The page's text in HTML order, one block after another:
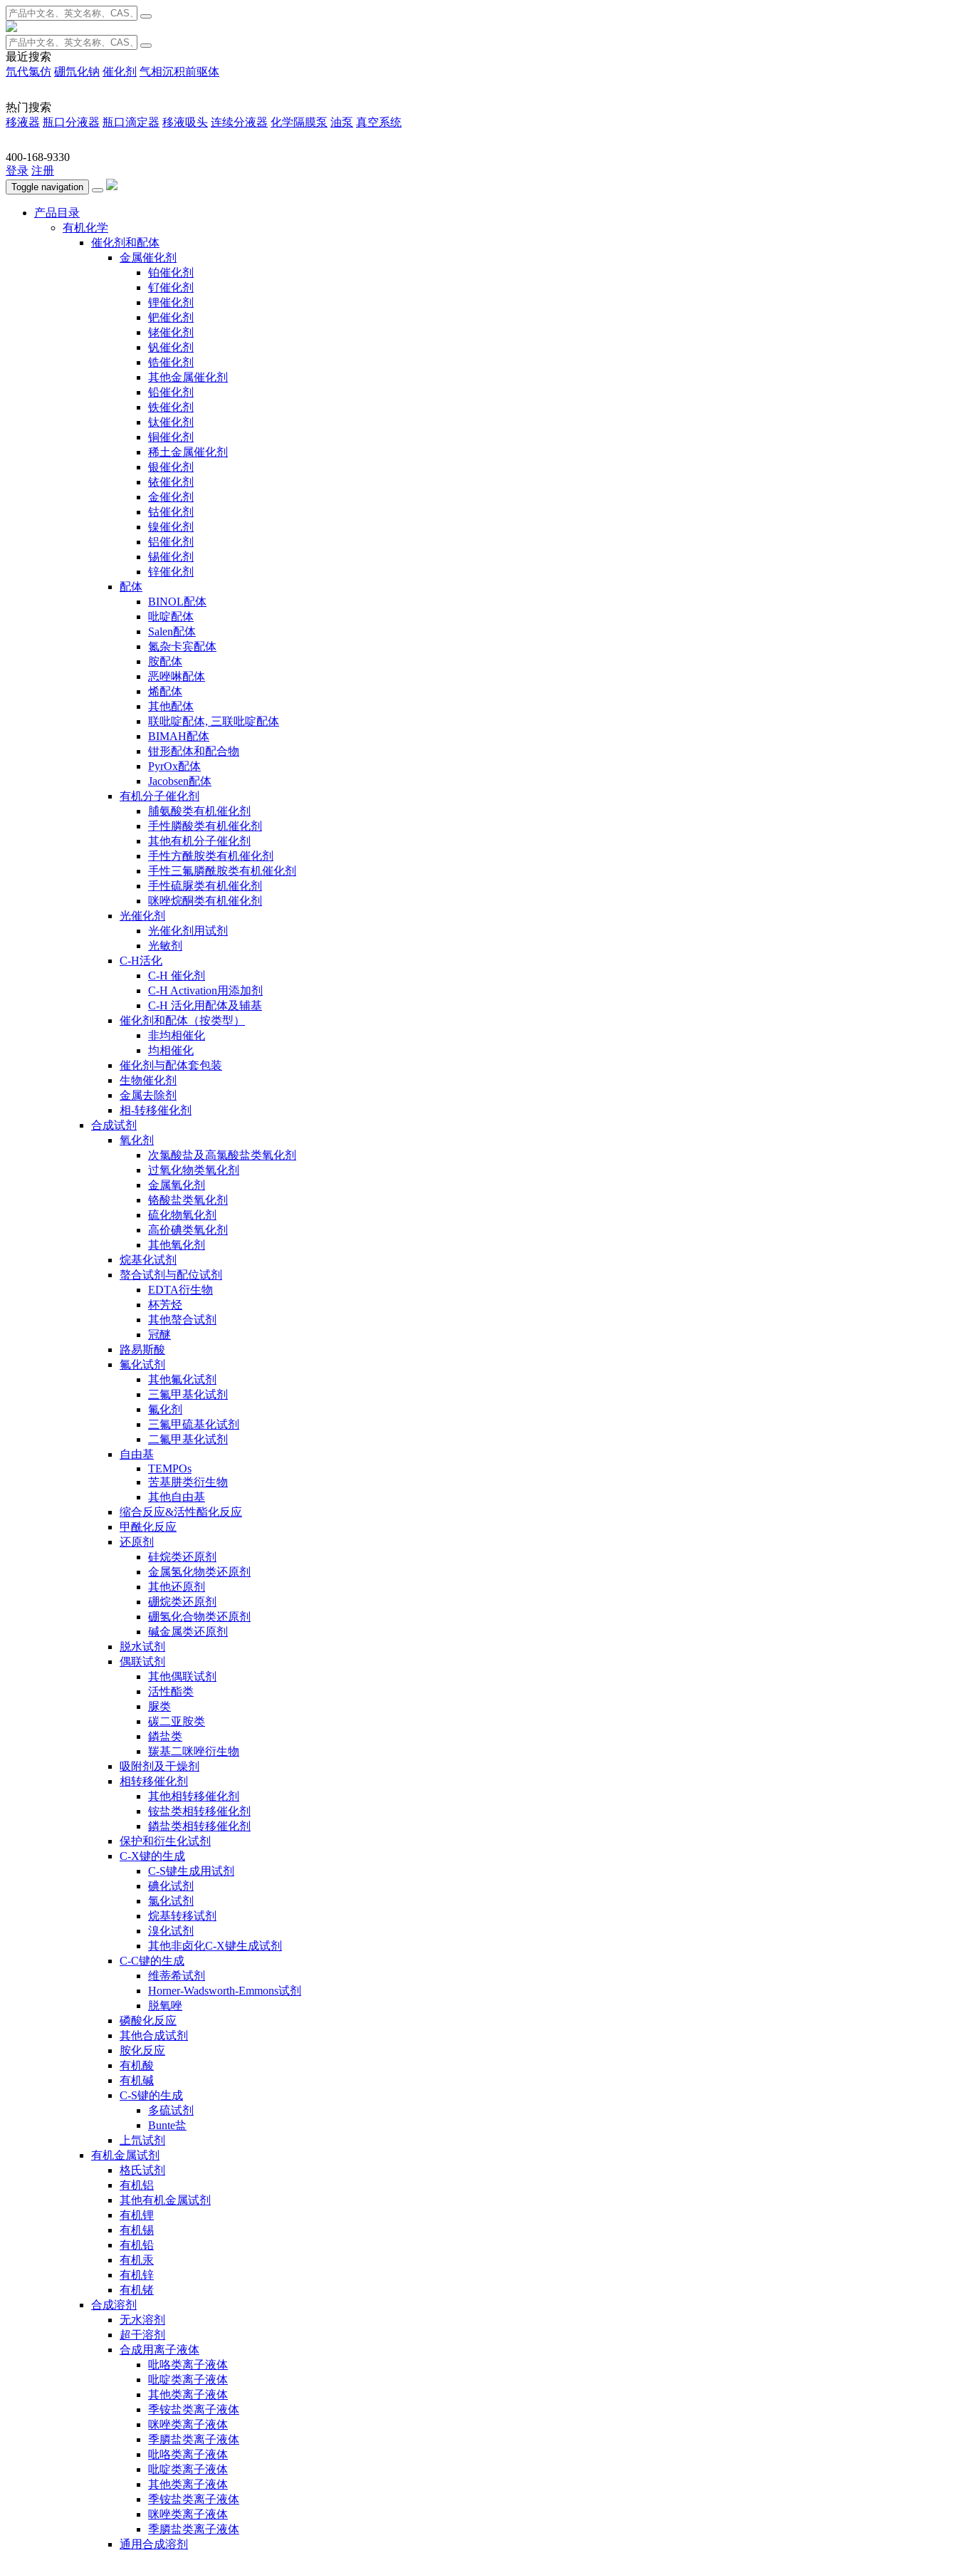
最近搜索
氘代氯仿 硼氘化钠 催化剂 气相沉积前驱体
热门搜索
移液器 瓶口分液器 瓶口滴定器 移液吸头 连续分液器 化学隔膜泵 油泵 真空系统
400-168-9330
登录 注册
Toggle navigation
产品目录
有机化学
催化剂和配体
金属催化剂
铂催化剂
钌催化剂
锂催化剂
钯催化剂
铑催化剂
钒催化剂
锆催化剂
其他金属催化剂
铅催化剂
铁催化剂
钛催化剂
铜催化剂
稀土金属催化剂
银催化剂
铱催化剂
金催化剂
钴催化剂
镍催化剂
铝催化剂
锡催化剂
锌催化剂
配体
BINOL配体
吡啶配体
Salen配体
氮杂卡宾配体
胺配体
恶唑啉配体
烯配体
其他配体
联吡啶配体, 三联吡啶配体
BIMAH配体
钳形配体和配合物
PyrOx配体
Jacobsen配体
有机分子催化剂
脯氨酸类有机催化剂
手性膦酸类有机催化剂
其他有机分子催化剂
手性方酰胺类有机催化剂
手性三氟膦酰胺类有机催化剂
手性硫脲类有机催化剂
咪唑烷酮类有机催化剂
光催化剂
光催化剂用试剂
光敏剂
C-H活化
C-H 催化剂
C-H Activation用添加剂
C-H 活化用配体及辅基
催化剂和配体（按类型）
非均相催化
均相催化
催化剂与配体套包装
生物催化剂
金属去除剂
相-转移催化剂
合成试剂
氧化剂
次氯酸盐及高氯酸盐类氧化剂
过氧化物类氧化剂
金属氧化剂
铬酸盐类氧化剂
硫化物氧化剂
高价碘类氧化剂
其他氧化剂
烷基化试剂
螯合试剂与配位试剂
EDTA衍生物
杯芳烃
其他螯合试剂
冠醚
路易斯酸
氟化试剂
其他氟化试剂
三氟甲基化试剂
氟化剂
三氟甲硫基化试剂
二氟甲基化试剂
自由基
TEMPOs
苦基肼类衍生物
其他自由基
缩合反应&活性酯化反应
甲酰化反应
还原剂
硅烷类还原剂
金属氢化物类还原剂
其他还原剂
硼烷类还原剂
硼氢化合物类还原剂
碱金属类还原剂
脱水试剂
偶联试剂
其他偶联试剂
活性酯类
脲类
碳二亚胺类
鏻盐类
羰基二咪唑衍生物
吸附剂及干燥剂
相转移催化剂
其他相转移催化剂
铵盐类相转移催化剂
鏻盐类相转移催化剂
保护和衍生化试剂
C-X键的生成
C-S键生成用试剂
碘化试剂
氯化试剂
烷基转移试剂
溴化试剂
其他非卤化C-X键生成试剂
C-C键的生成
维蒂希试剂
Horner-Wadsworth-Emmons试剂
脱氧唑
磷酸化反应
其他合成试剂
胺化反应
有机酸
有机碱
C-S键的生成
多硫试剂
Bunte盐
上氘试剂
有机金属试剂
格氏试剂
有机铝
其他有机金属试剂
有机锂
有机锡
有机铅
有机汞
有机锌
有机锗
合成溶剂
无水溶剂
超干溶剂
合成用离子液体
吡咯类离子液体
吡啶类离子液体
其他类离子液体
季铵盐类离子液体
咪唑类离子液体
季膦盐类离子液体
吡咯类离子液体
吡啶类离子液体
其他类离子液体
季铵盐类离子液体
咪唑类离子液体
季膦盐类离子液体
通用合成溶剂